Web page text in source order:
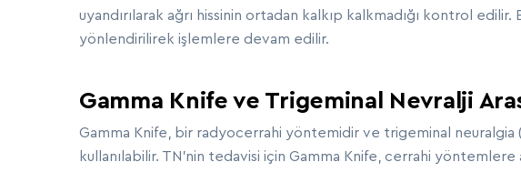
uyandırılarak ağrı hissinin ortadan kalkıp kalkmadığı kontrol
yönlendirilirek işlemlere devam edilir.
Gamma Knife ve Trigeminal Nevralji
Gamma Knife, bir radyocerrahi yöntemidir ve trigeminal neuralgia
kullanılabilir. TN'nin tedavisi için Gamma Knife, cerrahi